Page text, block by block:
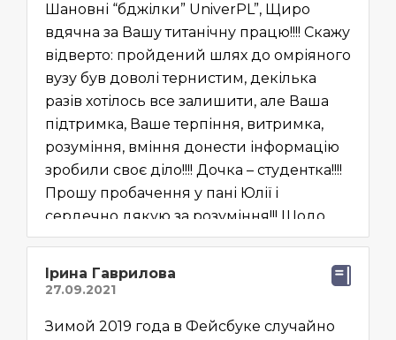
як і коли робити. Підтримка завжди
готова прийти на допомогу. Великий
внесок для отримання студентської візи
(анкети, переводи, апостилі…) купа часу
було зекономлено, все було зроблено
грамотно, тож проблем з візою не було. В
результаті я вступив до омріяної
академії, маю страхування, місце в
гуртожитку, студентську візу, необхідне
знання мови, корисну інформацію про
життя та навчання. Дякую, UniverPL, всій
вашій команді, за здійснення моєї мрії!
Шановні “бджілки” UniverPL”, Щиро
вдячна за Вашу титанічну працю!!!! Скажу
відверто: пройдений шлях до омріяного
вузу був доволі тернистим, декілька
разів хотілось все залишити, але Ваша
підтримка, Ваше терпіння, витримка,
розуміння, вміння донести інформацію
зробили своє діло!!!! Дочка – студентка!!!!
Прошу пробачення у пані Юлії і
сердечно дякую за розуміння!!! Щодо
змістовної інформації для майбутніх
абітурієнтів: послуги в розмірі 695 – це не
дорого, в деяких фірмах вартість
пакет послуг. Самостійно вступати певна
Ірина Гаврилова
Зимой 2019 года в Фейсбуке случайно